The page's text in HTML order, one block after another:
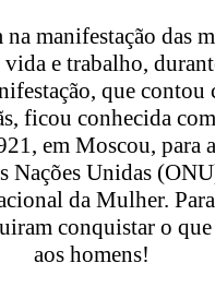
manifestação das
e trabalho,
que contou
ficou conhecida
em Moscou, para
Nações Unidas
da Mulher.
conquistar o que
aos homens!